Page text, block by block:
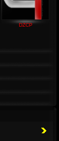
DZCP